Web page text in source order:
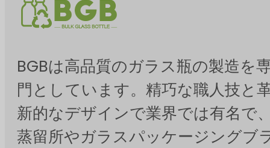
BGBは高品質のガラス瓶の製造を
門としています。精巧な職人技と
新的なデザインで業界では有名で
蒸留所やガラスパッケージングブ